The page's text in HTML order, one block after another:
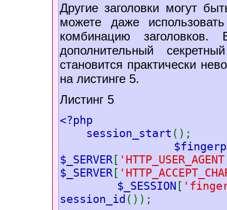
Другие заголовки могут
можете даже
комбинацию
дополнительный
становится практически
на листинге 5.
Листинг 5
<?php
session_start ();
$_SERVER[
$_SERVER[
$_SESSION [
session_id());